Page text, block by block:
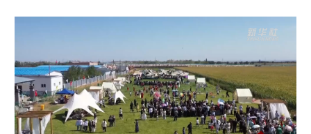
新疆 内蒙古 黑龙江
多语种频道